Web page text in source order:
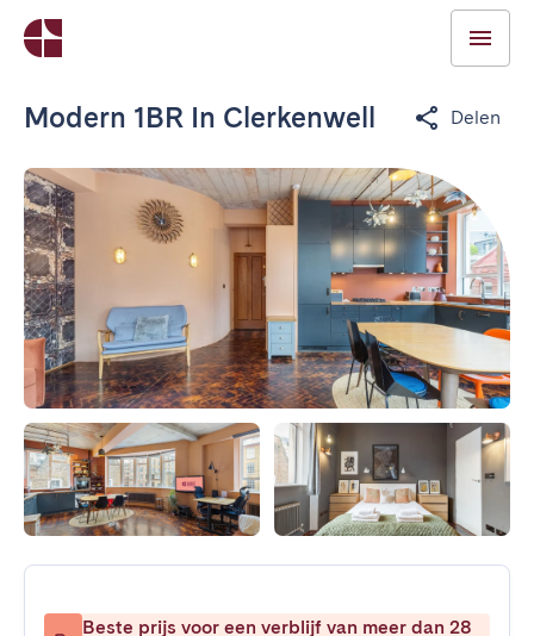
Modern 1BR In Clerkenwell Delen
Beste prijs voor een verblijf van meer dan 28